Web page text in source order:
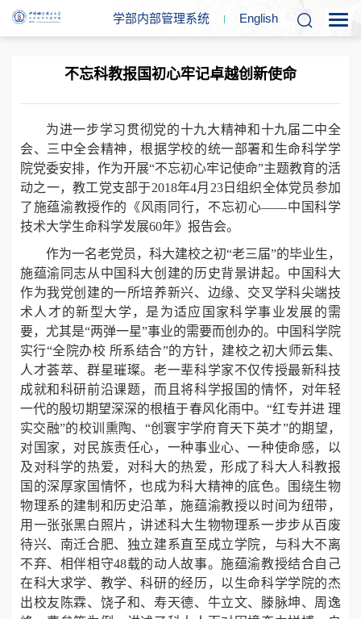
学部内部管理系统 English
不忘科教报国初心牢记卓越创新使命
为进一步学习贯彻党的十九大精神和十九届二中全
会、三中全会精神，根据学校的统一部署和生命科学学
院党委安排，作为开展“不忘初心牢记使命”主题教育的活
动之一，教工党支部于2018年4月23日组织全体党员参加
了施蕴渝教授作的《风雨同行，不忘初心——中国科学
技术大学生命科学发展60年》报告会。
作为一名老党员，科大建校之初“老三届”的毕业生，
施蕴渝同志从中国科大创建的历史背景讲起。中国科大
作为我党创建的一所培养新兴、边缘、交叉学科尖端技
术人才的新型大学，是为适应国家科学事业发展的需
要，尤其是“两弹一星”事业的需要而创办的。中国科学院
实行“全院办校 所系结合”的方针，建校之初大师云集、
人才荟萃、群星璀璨。老一辈科学家不仅传授最新科技
成就和科研前沿课题，而且将科学报国的情怀，对年轻
一代的殷切期望深深的根植于春风化雨中。“红专并进 理
实交融”的校训熏陶、“创寰宇学府育天下英才”的期望，
对国家，对民族责任心，一种事业心、一种使命感，以
及对科学的热爱，对科大的热爱，形成了科大人科教报
国的深厚家国情怀，也成为科大精神的底色。围绕生物
物理系的建制和历史沿革，施蕴渝教授以时间为纽带，
用一张张黑白照片，讲述科大生物物理系一步步从百废
待兴、南迁合肥、独立建系直至成立学院，与科大不离
不弃、相伴相守48载的动人故事。施蕴渝教授结合自己
在科大求学、教学、科研的经历，以生命科学学院的杰
出校友陈霖、饶子和、寿天德、牛立文、滕脉坤、周逸